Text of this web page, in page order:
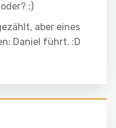
;)
aber eines
Daniel führt. :D